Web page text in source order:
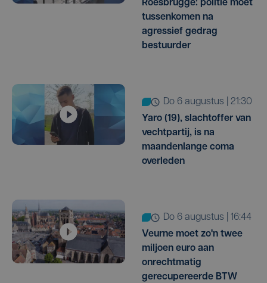
Roesbrugge: politie moet
tussenkomen na
agressief gedrag
bestuurder
do 6 augustus | 21:30
Yaro (19), slachtoffer van
vechtpartij, is na
maandenlange coma
overleden
do 6 augustus | 16:44
Veurne moet zo'n twee
miljoen euro aan
onrechtmatig
gerecupereerde BTW